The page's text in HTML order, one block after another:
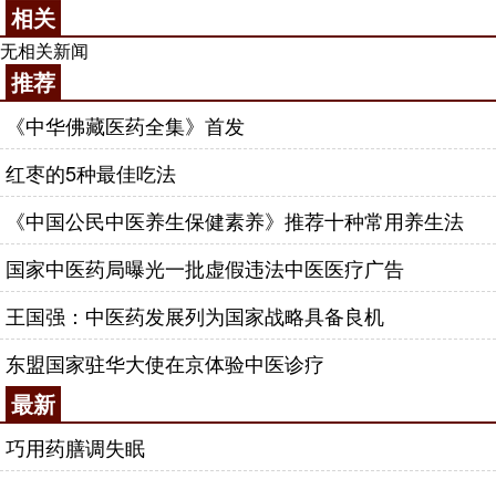
相关
无相关新闻
推荐
《中华佛藏医药全集》首发
红枣的5种最佳吃法
《中国公民中医养生保健素养》推荐十种常用养生法
国家中医药局曝光一批虚假违法中医医疗广告
王国强：中医药发展列为国家战略具备良机
东盟国家驻华大使在京体验中医诊疗
最新
巧用药膳调失眠